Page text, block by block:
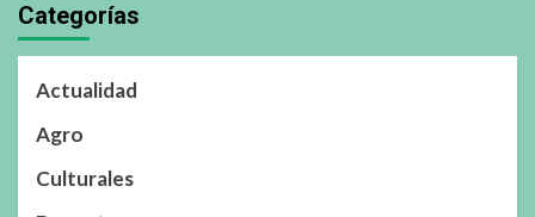
Categorías
Actualidad
Agro
Culturales